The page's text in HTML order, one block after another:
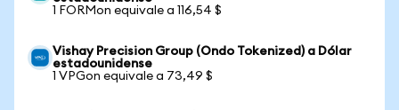
1 FORMon equivale a 116,54 $
Vishay Precision Group (Ondo Tokenized) a Dólar
estadounidense
1 VPGon equivale a 73,49 $